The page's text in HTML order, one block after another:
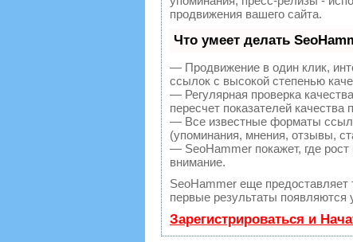
продвижения вашего сайта.
Что умеет делать
— Продвижение в один клик,
ссылок с высокой степенью
— Регулярная проверка
пересчет показателей качества
— Все известные форматы
(упоминания, мнения, отзывы,
— SeoHammer покажет, где
внимание.
SeoHammer еще предоставляет
первые результаты появляются
Зарегистрироваться и